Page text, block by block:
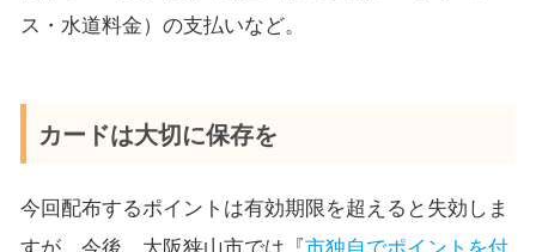
ス・水道料金）の支払いなど。
カードは大切に保存を
今回配布するポイントは有効期限を超えると失効しま